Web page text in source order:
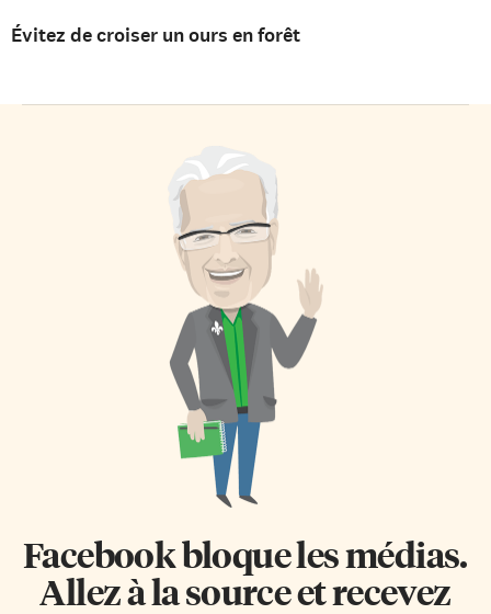
Évitez de croiser un ours en forêt
Facebook bloque les médias.
Allez à la source et recevez